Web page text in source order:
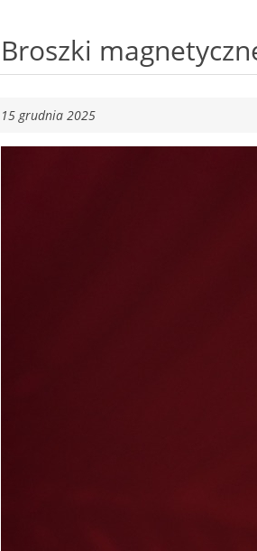
Broszki
15 grudnia 2025